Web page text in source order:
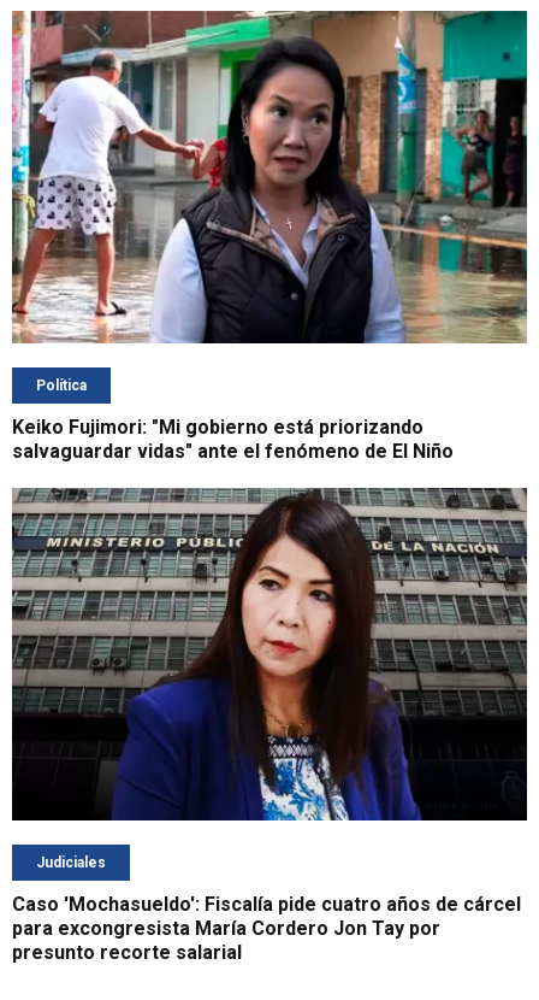
Política
Keiko Fujimori: "Mi gobierno está priorizando
salvaguardar vidas" ante el fenómeno de El Niño
Judiciales
Caso 'Mochasueldo': Fiscalía pide cuatro años de cárcel
para excongresista María Cordero Jon Tay por
presunto recorte salarial